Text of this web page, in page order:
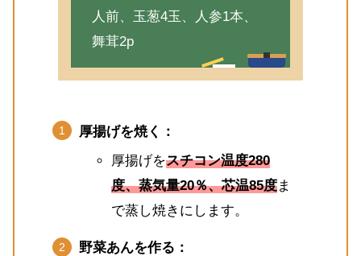
人前、玉葱4玉、人参1本、
舞茸2p
厚揚げを焼く：
厚揚げをスチコン温度280
度、蒸気量20％、芯温85度ま
で蒸し焼きにします。
野菜あんを作る：